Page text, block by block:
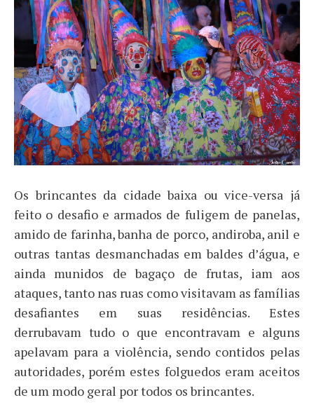
Os brincantes da cidade baixa ou vice-versa já
feito o desafio e armados de fuligem de panelas,
amido de farinha, banha de porco, andiroba, anil e
outras tantas desmanchadas em baldes d’água, e
ainda munidos de bagaço de frutas, iam aos
ataques, tanto nas ruas como visitavam as famílias
desafiantes em suas residências. Estes
derrubavam tudo o que encontravam e alguns
apelavam para a violência, sendo contidos pelas
autoridades, porém estes folguedos eram aceitos
de um modo geral por todos os brincantes.